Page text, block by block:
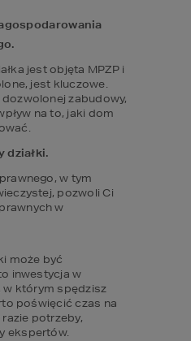
jest objęta MPZP i
jest kluczowe.
zabudowy,
na to, jaki dom
działki.
w tym
pozwoli Ci
w
może być
inwestycja w
w którym spędzisz
poświęcić czas na
razie potrzeby,
ekspertów.